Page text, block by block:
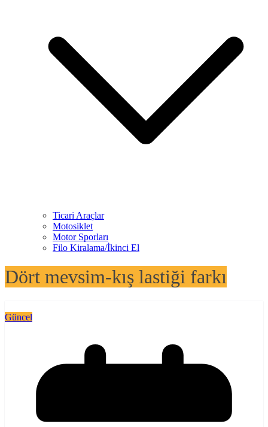
Ticari Araçlar
Motosiklet
Motor Sporları
Filo Kiralama/İkinci El
Dört mevsim-kış lastiği farkı
Güncel